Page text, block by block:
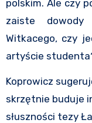
polskim. Ale czy
zaiste dowody
Witkacego, czy
artyście
Koprowicz
skrzętnie buduje
słuszności tezy